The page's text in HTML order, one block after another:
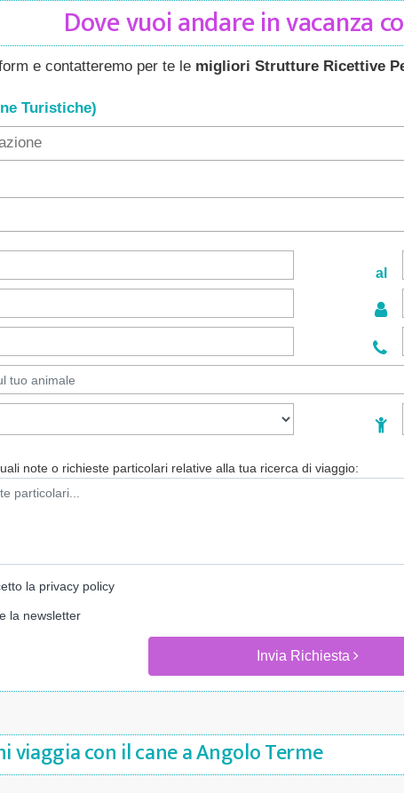
Dove vuoi andare in vacanza
e contatteremo per te le migliori Strutture Ricettive
Turistiche)
al
note o richieste particolari relative alla tua ricerca di viaggio:
la privacy policy
la newsletter
Invia Richiesta
viaggia con il cane a Angolo Terme